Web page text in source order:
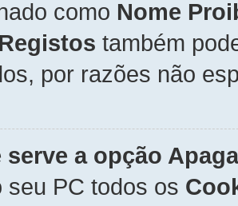
como Nome
Registos também
por razões não
serve a opção
seu PC todos os